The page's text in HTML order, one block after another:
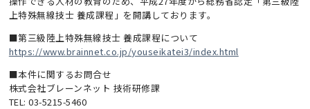
上特殊無線技士 養成課程」を開講しております。
■第三級陸上特殊無線技士 養成課程について
https://www.brainnet.co.jp/youseikatei3/index.html
■本件に関するお問合せ
株式会社ブレーンネット 技術研修課
TEL: 03-5215-5460